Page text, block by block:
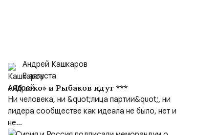
Андрей Кашкаров
8 августа
«Яблоко» и Рыбаков идут ***
Ни человека, ни &quot;лица партии&quot;, ни
лидера сообществе как идеала не было, нет и
не...